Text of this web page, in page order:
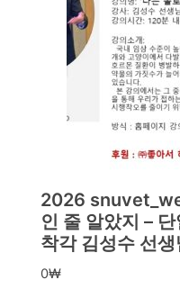
2026
인 줄 알았지 –
착각 김성수 선
0₩